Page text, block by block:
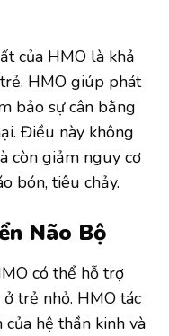
của HMO là khả
HMO giúp phát
bảo sự cân bằng
Điều này không
còn giảm nguy cơ
bón, tiêu chảy.
Não Bộ
có thể hỗ trợ
trẻ nhỏ. HMO tác
hệ thần kinh và